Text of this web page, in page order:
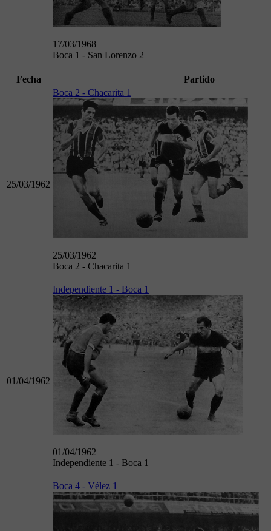
17/03/1968
Boca 1 - San Lorenzo 2
Fecha Partido
25/03/1962
Boca 2 - Chacarita 1
25/03/1962
Boca 2 - Chacarita 1
01/04/1962
Independiente 1 - Boca 1
01/04/1962
Independiente 1 - Boca 1
Boca 4 - Vélez 1